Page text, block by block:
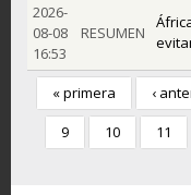
2026-
08-08
16:53
RESUMEN
« primera ‹
9
10 11